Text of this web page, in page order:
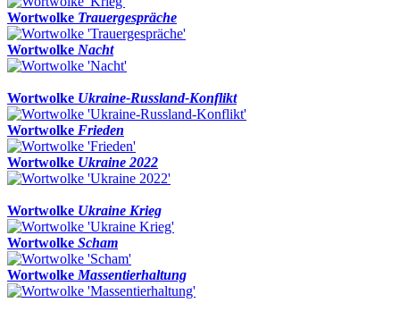
Wortwolke Trauergespräche
Wortwolke Nacht
Wortwolke Ukraine-Russland-Konflikt
Wortwolke Frieden
Wortwolke Ukraine 2022
Wortwolke Ukraine Krieg
Wortwolke Scham
Wortwolke Massentierhaltung